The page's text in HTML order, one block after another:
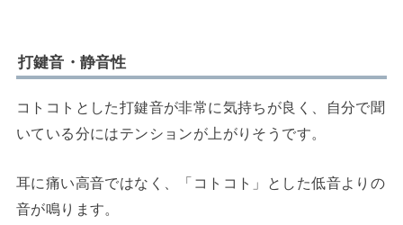
打鍵音・静音性
コトコトとした打鍵音が非常に気持ちが良く、自分で聞
いている分にはテンションが上がりそうです。
耳に痛い高音ではなく、「コトコト」とした低音よりの
音が鳴ります。